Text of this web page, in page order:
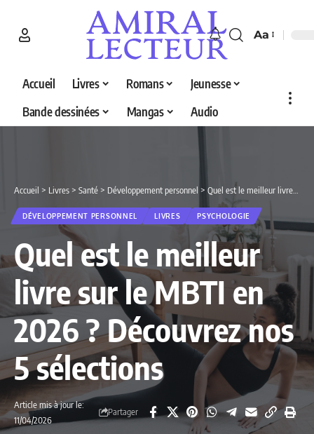
Aa
Accueil Livres Romans
Jeunesse
Bande dessinées
Mangas Audio
Accueil > Livres > Santé > Développement personnel > Quel est le meilleur livre sur le MBTI en 2026 ? Découvrez nos 5 sélections
DÉVELOPPEMENT PERSONNEL LIVRES PSYCHOLOGIE
Quel est le meilleur
livre sur le MBTI en
2026 ? Découvrez nos
5 sélections
Article mis à jour le:
11/04/2026
Partager